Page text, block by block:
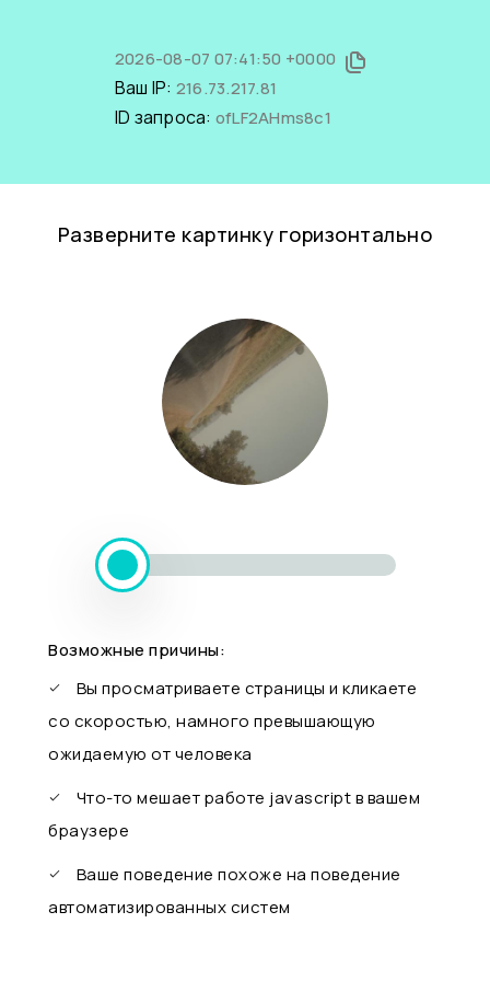
2026-08-07 07:41:50 +0000
Ваш IP: 216.73.217.81
ID запроса: ofLF2AHms8c1
Разверните картинку горизонтально
Возможные причины:
Вы просматриваете страницы и кликаете
со скоростью, намного превышающую
ожидаемую от человека
Что-то мешает работе javascript в вашем
браузере
Ваше поведение похоже на поведение
автоматизированных систем